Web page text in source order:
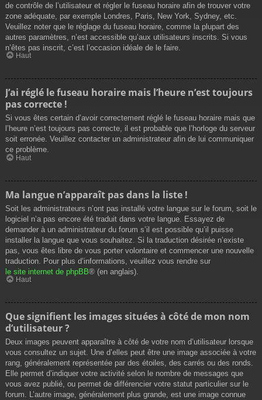
de contrôle de l’utilisateur et régler le fuseau horaire afin de trouver votre
zone adéquate, par exemple Londres, Paris, New York, Sydney, etc.
Veuillez noter que le réglage du fuseau horaire, comme la plupart des
autres paramètres, n’est accessible qu’aux utilisateurs inscrits. Si vous
n’êtes pas inscrit, c’est l’occasion idéale de le faire.
Haut
J’ai réglé le fuseau horaire mais l’heure n’est toujours
pas correcte !
Si vous êtes certain d’avoir correctement réglé le fuseau horaire mais que
l’heure n’est toujours pas correcte, il est probable que l’horloge du serveur
soit erronée. Veuillez contacter un administrateur afin de lui communiquer
ce problème.
Haut
Ma langue n’apparaît pas dans la liste !
Soit les administrateurs n’ont pas installé votre langue sur le forum, soit le
logiciel n’a pas encore été traduit dans votre langue. Essayez de
demander à un administrateur du forum s’il est possible qu’il puisse
installer la langue que vous souhaitez. Si la traduction désirée n’existe
pas, vous êtes libre de vous porter volontaire et commencer une nouvelle
traduction. Pour plus d’informations, veuillez vous rendre sur
le site internet de phpBB® (en anglais).
Haut
Que signifient les images situées à côté de mon nom
d’utilisateur ?
Deux images peuvent apparaître à côté de votre nom d’utilisateur lorsque
vous consultez un sujet. Une d’elles peut être une image associée à votre
rang, généralement représentée par des étoiles, des carrés ou des ronds.
Elle permet d’indiquer votre activité selon le nombre de messages que
vous avez publié, ou permet de différencier votre statut particulier sur le
forum. L’autre image, généralement plus grande, est une image connue